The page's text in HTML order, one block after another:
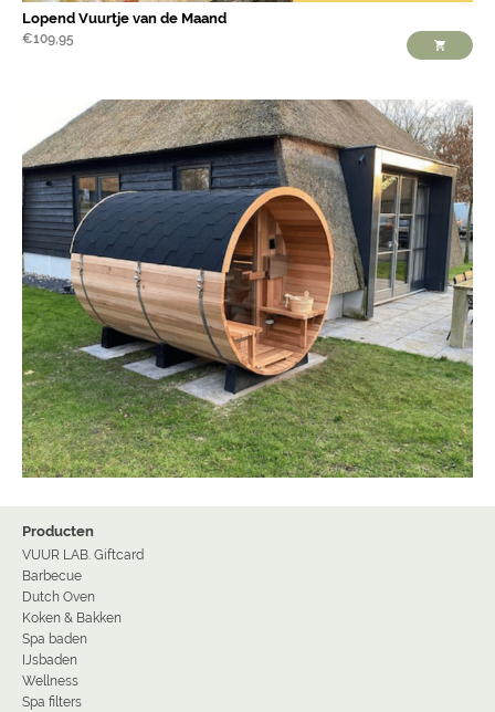
Lopend Vuurtje van de Maand
€109,95
Producten
VUUR LAB. Giftcard
Barbecue
Dutch Oven
Koken & Bakken
Spa baden
IJsbaden
Wellness
Spa filters